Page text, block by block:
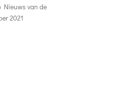
Nieuws van de
2021